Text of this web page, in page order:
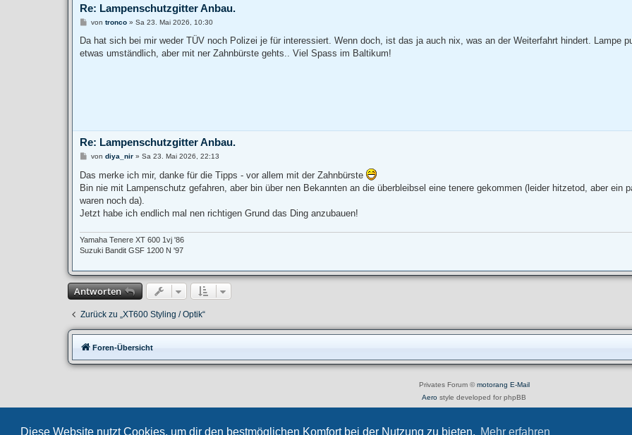
Diese Website nutzt Cookies, um dir den bestmöglichen Komfort bei der Nutzung zu bieten. Mehr erfahren
Re: Lampenschutzgitter Anbau.
B
i
r
von tronco» Sa 23. Mai 2026, 10:30
Da hat sich bei mir weder TÜV noch Polizei je für interessiert. Wenn doch, ist das ja auch nix, was an der Weiterfahrt hindert. Lampe
etwas umständlich, aber mit ner Zahnbürste gehts.. Viel Spass im Baltikum!
Re: Lampenschutzgitter Anbau.
B
i
t
r
a
g
von diya_nir» Sa 23. Mai 2026, 22:13
Das merke ich mir, danke für die Tipps - vor allem mit der Zahnbürste
Bin nie mit Lampenschutz gefahren, aber bin über nen Bekannten an die überbleibsel eine tenere gekommen (leider hitzetod, aber ein
waren noch da).
Jetzt habe ich endlich mal nen richtigen Grund das Ding anzubauen!
Yamaha Tenere XT 600 1vj '86
Suzuki Bandit GSF 1200 N '97
Antworten
Zurück zu „XT600 Styling / Optik“
Foren-Übersicht
Privates Forum ©motorang E-Mail
Aero style developed for phpBB
Powered byphpBB® Forum Software © phpBB Limited